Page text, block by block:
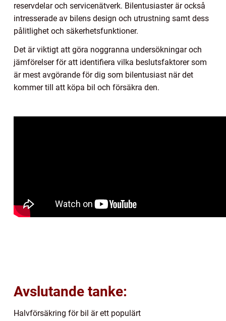
reservdelar och servicenätverk. Bilentusiaster är också
intresserade av bilens design och utrustning samt dess
pålitlighet och säkerhetsfunktioner.
Det är viktigt att göra noggranna undersökningar och
jämförelser för att identifiera vilka beslutsfaktorer som
är mest avgörande för dig som bilentusiast när det
kommer till att köpa bil och försäkra den.
Avslutande tanke:
Halvförsäkring för bil är ett populärt